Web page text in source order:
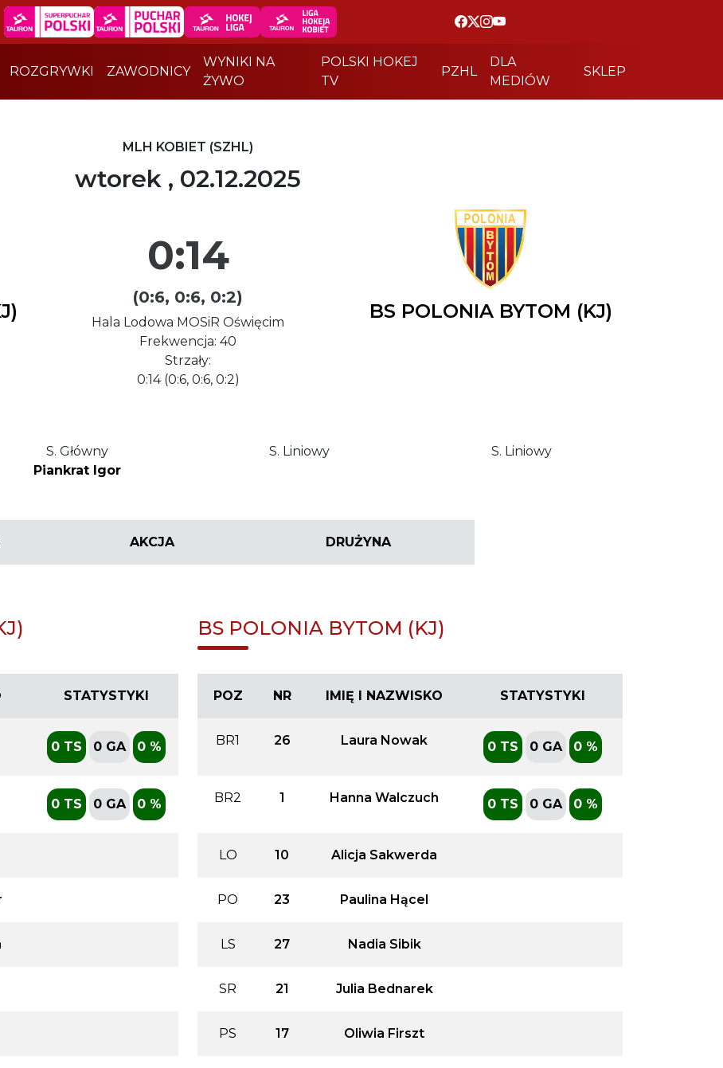
ROZGRYWKI ZAWODNICY
WYNIKI NA
ŻYWO
POLSKI HOKEJ
TV
PZHL
DLA
MEDIÓW
SKLEP
MLH KOBIET (SZHL)
wtorek , 02.12.2025
0:14
(0:6, 0:6, 0:2)
Hala Lodowa MOSiR Oświęcim
Frekwencja: 40
Strzały:
0:14 (0:6, 0:6, 0:2)
BS POLONIA BYTOM (KJ)
S. Główny
Piankrat Igor
S. Liniowy S. Liniowy
AKCJA DRUŻYNA
STATYSTYKI
0 TS 0 GA 0 %
0 TS 0 GA 0 %
BS POLONIA BYTOM (KJ)
POZ NR IMIĘ I NAZWISKO STATYSTYKI
BR1 26 Laura Nowak 0 TS 0 GA 0 %
BR2 1 Hanna Walczuch 0 TS 0 GA 0 %
LO 10 Alicja Sakwerda
PO 23 Paulina Hącel
LS 27 Nadia Sibik
SR 21 Julia Bednarek
PS 17 Oliwia Firszt